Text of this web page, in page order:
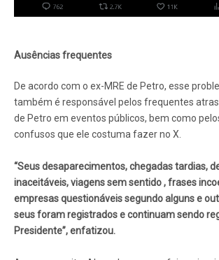
Ausências frequentes
De acordo com o ex-MRE de Petro, esse
também é responsável pelos frequentes
de Petro em eventos públicos, bem como
confusos que ele costuma fazer no X.
“Seus desaparecimentos, chegadas tardias,
inaceitáveis, viagens sem sentido , frases
empresas questionáveis ​​segundo alguns e
seus foram registrados e continuam sendo
Presidente”, enfatizou.